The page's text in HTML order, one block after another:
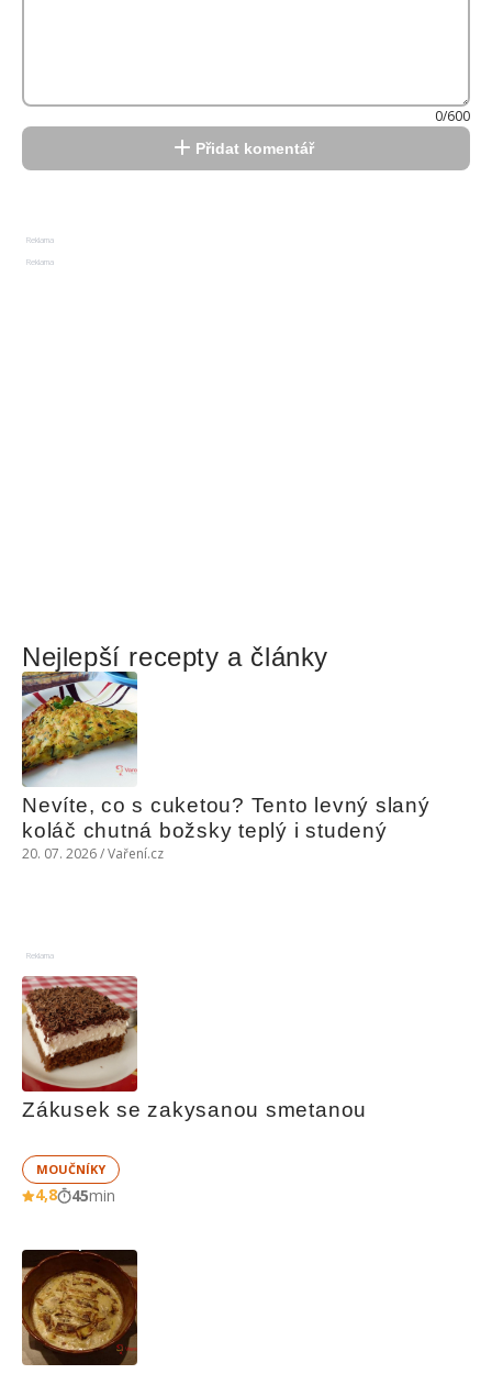
0/600
Přidat komentář
Reklama
Reklama
Nejlepší recepty a články
Nevíte, co s cuketou? Tento levný slaný
koláč chutná božsky teplý i studený
20. 07. 2026 / Vaření.cz
Reklama
Zákusek se zakysanou smetanou
MOUČNÍKY
4,8 45min